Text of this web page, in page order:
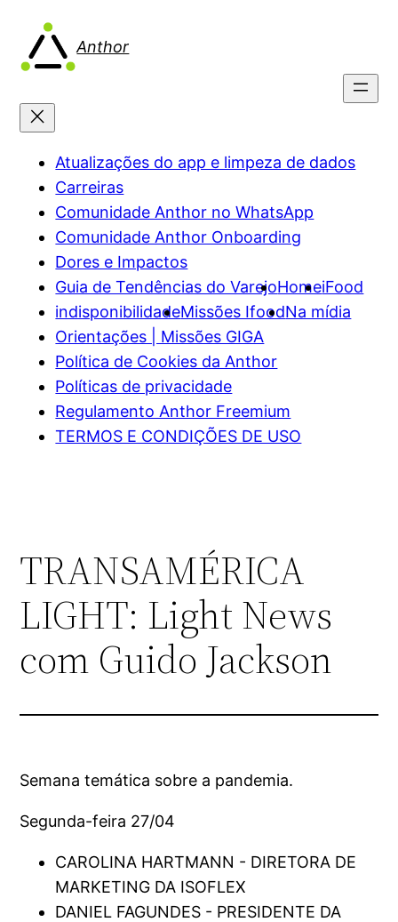
Anthor
Atualizações do app e limpeza de dados
Carreiras
Comunidade Anthor no WhatsApp
Comunidade Anthor Onboarding
Dores e Impactos
Guia de Tendências do VarejoHomeiFood
indisponibilidadeMissões IfoodNa mídia
Orientações | Missões GIGA
Política de Cookies da Anthor
Políticas de privacidade
Regulamento Anthor Freemium
TERMOS E CONDIÇÕES DE USO
TRANSAMÉRICA
LIGHT: Light News
com Guido Jackson
Semana temática sobre a pandemia.
Segunda-feira 27/04
CAROLINA HARTMANN - DIRETORA DE
MARKETING DA ISOFLEX
DANIEL FAGUNDES - PRESIDENTE DA